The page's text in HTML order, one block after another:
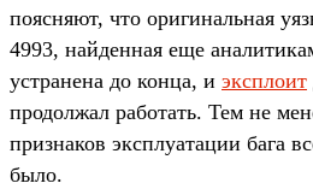
поясняют, что оригинальная
4993, найденная еще
устранена до конца, и эксплоит
продолжал работать. Тем не
признаков эксплуатации бага
было.